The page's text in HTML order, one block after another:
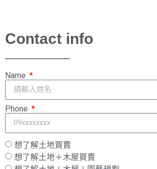
Contact info
Name
Phone
想了解土地買賣
想了解土地＋木屋買賣